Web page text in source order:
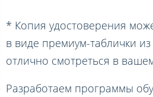
* Копия удостоверения
в виде премиум-таблички
отлично смотреться в
Разработаем программы